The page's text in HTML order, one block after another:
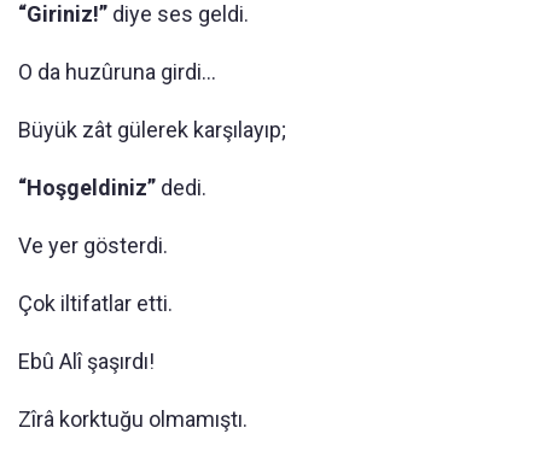
“Giriniz!” diye ses geldi.
O da huzûruna girdi...
Büyük zât gülerek karşılayıp;
“Hoşgeldiniz” dedi.
Ve yer gösterdi.
Çok iltifatlar etti.
Ebû Alî şaşırdı!
Zîrâ korktuğu olmamıştı.